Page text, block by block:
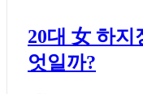
20대 女 하지
엇일까?